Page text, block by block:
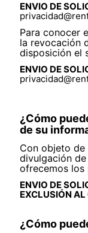
ENVIO DE
Para conocer
la revocación
disposición el
ENVIO DE
¿Cómo
de su
Con objeto
divulgación
ofrecemos los
ENVIO DE
EXCLUSIÓN AL
¿Cómo